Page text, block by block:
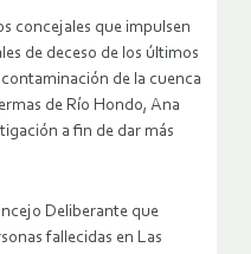
concejales que impulsen
de deceso de los últimos
de la cuenca
de Río Hondo, Ana
a fin de dar más
Deliberante que
fallecidas en Las